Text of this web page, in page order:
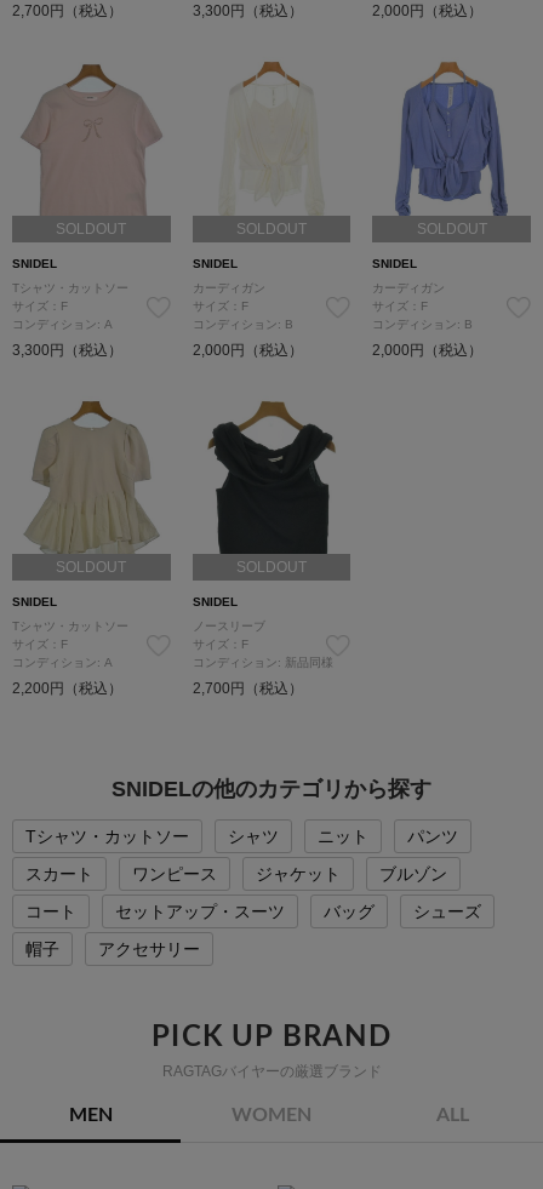
2,700円（税込） 3,300円（税込） 2,000円（税込）
SOLDOUT
SNIDEL
Tシャツ・カットソー
サイズ：F
コンディション: A
3,300円（税込）
SOLDOUT
SNIDEL
カーディガン
サイズ：F
コンディション: B
2,000円（税込）
SOLDOUT
SNIDEL
カーディガン
サイズ：F
コンディション: B
2,000円（税込）
SOLDOUT
SNIDEL
Tシャツ・カットソー
サイズ：F
コンディション: A
2,200円（税込）
SOLDOUT
SNIDEL
ノースリーブ
サイズ：F
コンディション: 新品同様
2,700円（税込）
SNIDELの他のカテゴリから探す
Tシャツ・カットソー シャツ ニット
パンツ
スカート
ワンピース ジャケット
ブルゾン
コート
セットアップ・スーツ バッグ
シューズ
帽子
アクセサリー
PICK UP BRAND
RAGTAGバイヤーの厳選ブランド
MEN WOMEN ALL